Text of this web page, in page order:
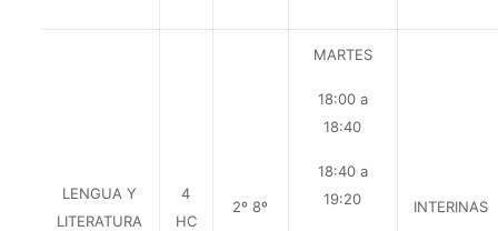
LENGUA Y
LITERATURA
4
HC
2º 8º
MARTES
18:00 a
18:40
18:40 a
19:20
INTERINAS